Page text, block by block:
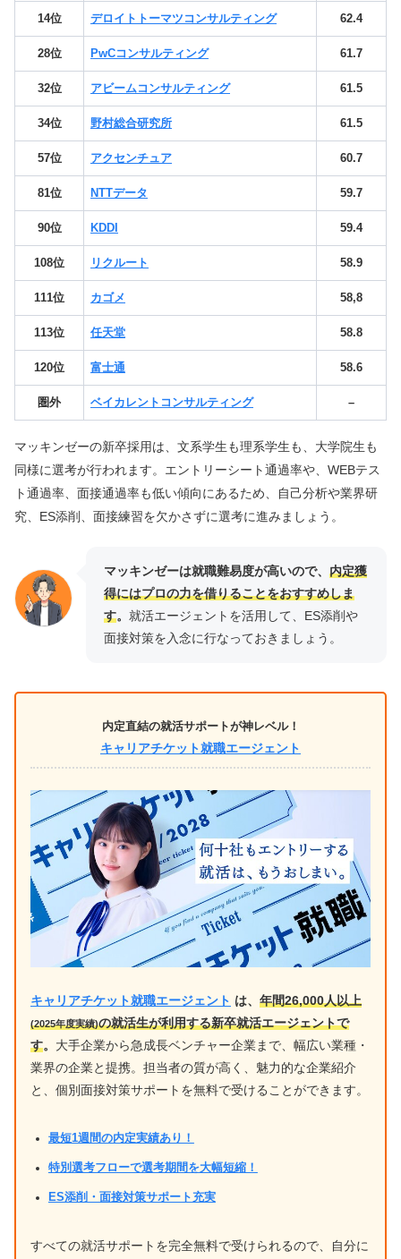
14位 デロイトトーマツコンサルティング 62.4
28位 PwCコンサルティング 61.7
32位 アビームコンサルティング 61.5
34位 野村総合研究所 61.5
57位 アクセンチュア 60.7
81位 NTTデータ 59.7
90位 KDDI 59.4
108位 リクルート 58.9
111位 カゴメ 58,8
113位 任天堂 58.8
120位 富士通 58.6
圏外 ベイカレントコンサルティング –
マッキンゼーの新卒採用は、文系学生も理系学生も、大学院生も
同様に選考が行われます。エントリーシート通過率や、WEBテス
ト通過率、面接通過率も低い傾向にあるため、自己分析や業界研
究、ES添削、面接練習を欠かさずに選考に進みましょう。
マッキンゼーは就職難易度が高いので、 内定獲
得にはプロの力を借りることをおすすめしま
す。 就活エージェントを活用して、ES添削や
面接対策を入念に行なっておきましょう。
内定直結の就活サポートが神レベル！
キャリアチケット就職エージェント
キャリアチケット就職エージェント は、 年間26,000人以上
(2025年度実績)の就活生が利用する新卒就活エージェントで
す。 大手企業から急成長ベンチャー企業まで、幅広い業種・
業界の企業と提携。担当者の質が高く、魅力的な企業紹介
と、個別面接対策サポートを無料で受けることができます。
最短1週間の内定実績あり！
特別選考フローで選考期間を大幅短縮！
ES添削・面接対策サポート充実
すべての就活サポートを完全無料で受けられるので、自分に